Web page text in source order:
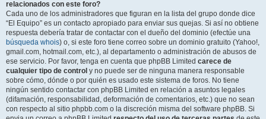
relacionados con este foro?
Cada uno de los administradores que figuran en la lista del grupo donde dice
“El Equipo” es un contacto apropiado para enviar sus quejas. Si así no obtiene
respuesta debería tratar de contactar con el dueño del dominio (efectúe una
búsqueda whois) o, si este foro tiene correo sobre un dominio gratuito (Yahoo!,
gmail.com, hotmail.com, etc.), al departamento o administración de abusos de
ese servicio. Por favor, tenga en cuenta que phpBB Limited carece de
cualquier tipo de control y no puede ser de ninguna manera responsable
sobre cómo, dónde o por quién es usado este sistema de foros. No tiene
ningún sentido contactar con phpBB Limited en relación a asuntos legales
(difamación, responsabilidad, deformación de comentarios, etc.) que no sean
con respecto al sitio phpbb.com o la discreción misma del software phpBB. Si